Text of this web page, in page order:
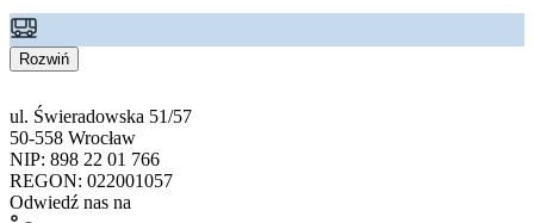
Rozwiń
ul. Świeradowska 51/57
50-558 Wrocław
NIP: 898 22 01 766
REGON: 022001057
Odwiedź nas na